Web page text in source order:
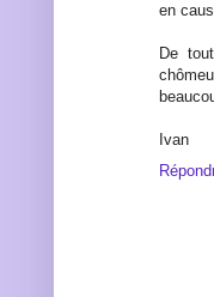
en
De
Ivan